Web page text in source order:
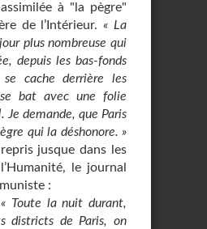
à "la pègre"
de l’Intérieur. « La
plus nombreuse qui
depuis les bas-fonds
cache derrière les
bat avec une folie
Je demande, que Paris
qui la déshonore. »
jusque dans les
le journal
:
« Toute la nuit durant,
districts de Paris, on